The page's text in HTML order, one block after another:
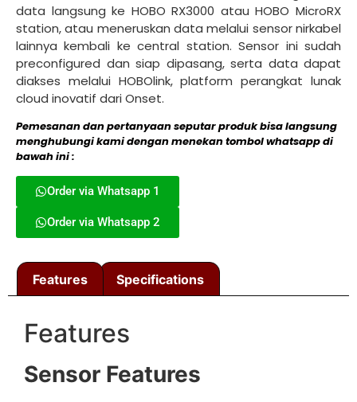
data langsung ke HOBO RX3000 atau HOBO MicroRX
station, atau meneruskan data melalui sensor nirkabel
lainnya kembali ke central station. Sensor ini sudah
preconfigured dan siap dipasang, serta data dapat
diakses melalui HOBOlink, platform perangkat lunak
cloud inovatif dari Onset.
Pemesanan dan pertanyaan seputar produk bisa langsung
menghubungi kami dengan menekan tombol whatsapp di
bawah ini :
Order via Whatsapp 1
Order via Whatsapp 2
Features Specifications
Features
Sensor Features